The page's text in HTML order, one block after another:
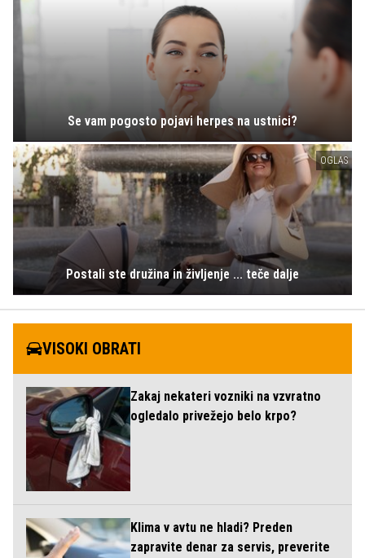
Se vam pogosto pojavi herpes na ustnici?
OGLAS
Postali ste družina in življenje ... teče dalje
VISOKI OBRATI
Zakaj nekateri vozniki na vzvratno
ogledalo privežejo belo krpo?
Klima v avtu ne hladi? Preden
zapravite denar za servis, preverite